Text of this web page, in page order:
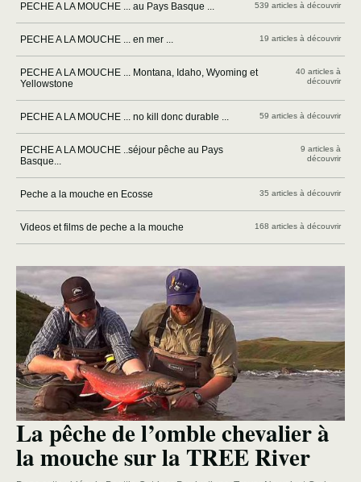
PECHE A LA MOUCHE ... au Pays Basque ... 539 articles à découvrir
PECHE A LA MOUCHE ... en mer ... 19 articles à découvrir
PECHE A LA MOUCHE ... Montana, Idaho, Wyoming et
Yellowstone
40 articles à
découvrir
PECHE A LA MOUCHE ... no kill donc durable ... 59 articles à découvrir
PECHE A LA MOUCHE ..séjour pêche au Pays
Basque...
9 articles à
découvrir
Peche a la mouche en Ecosse 35 articles à découvrir
Videos et films de peche a la mouche 168 articles à découvrir
La pêche de l’omble chevalier à
la mouche sur la TREE River